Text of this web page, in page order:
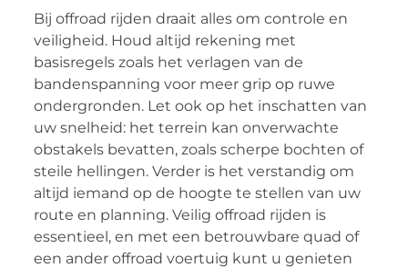
Bij offroad rijden draait alles om controle en
veiligheid. Houd altijd rekening met
basisregels zoals het verlagen van de
bandenspanning voor meer grip op ruwe
ondergronden. Let ook op het inschatten van
uw snelheid: het terrein kan onverwachte
obstakels bevatten, zoals scherpe bochten of
steile hellingen. Verder is het verstandig om
altijd iemand op de hoogte te stellen van uw
route en planning. Veilig offroad rijden is
essentieel, en met een betrouwbare quad of
een ander offroad voertuig kunt u genieten